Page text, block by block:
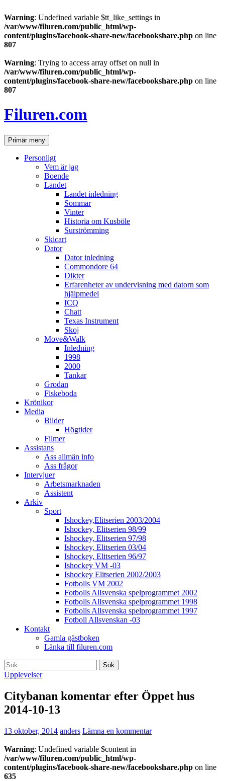
Warning: Undefined variable $tt_like_settings in
/var/www/filuren.com/public_html/wp-
content/plugins/facebook-share-new/facebookshare.php on line
807
Warning: Trying to access array offset on null in
/var/www/filuren.com/public_html/wp-
content/plugins/facebook-share-new/facebookshare.php on line
807
till
innehåll
Filuren.com
SökPrimär meny
Personligt
Vem är jag
Boende
Landet
Landet inledning
Sommar
Vinter
Historia om Kusböle
Surströmming
Skicart
Dator
Dator inledning
Commondore 64
Dikter
Erfarenheter av undervisning med datorn som
hjälpmedel
ICQ
Chatt
Texas Instrument
Skoj
Move&Walk
Inledning
1998
2000
Tankar
Grodan
Fiskeboda
Krönikor
Media
Bilder
Högtider
Filmer
Assistans
Ass allmän info
Ass frågor
Intervjuer
Arbetsmarknaden
Assistent
Arkiv
Sport
Ishockey,Elitserien 2003/2004
Ishockey, Elitserien 98/99
Ishockey, Elitserien 97/98
Ishockey, Elitserien 03/04
Ishockey, Elitserien 96/97
Ishockey VM -03
Ishockey Elitserien 2002/2003
Fotbolls VM 2002
Fotbolls Allsvenska spelprogrammet 2002
Fotbolls Allsvenska spelprogrammet 1998
Fotbolls Allsvenska spelprogrammet 1997
Fotboll Allsvenskan -03
Kontakt
Gamla gästboken
Länka till filuren.com
Sök
efter:
Upplevelser
Citybanan komentar efter Öppet hus
2014-10-13
13 oktober, 2014 anders Lämna en kommentar
Warning: Undefined variable $content in
/var/www/filuren.com/public_html/wp-
content/plugins/facebook-share-new/facebookshare.php on line
635